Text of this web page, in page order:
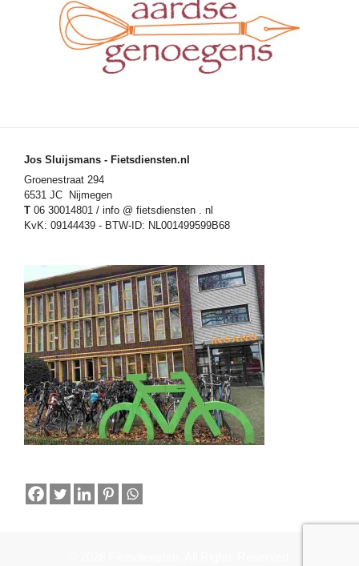
Jos Sluijsmans - Fietsdiensten.nl
Groenestraat 294
6531 JC Nijmegen
T 06 30014801 / info @ fietsdiensten . nl
KvK: 09144439 - BTW-ID: NL001499599B68